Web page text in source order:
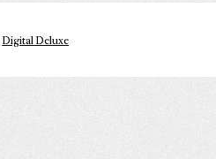
Digital Deluxe